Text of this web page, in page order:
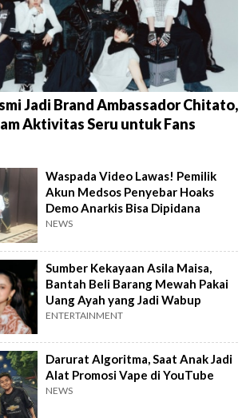
Jadi Brand Ambassador Chitato,
Aktivitas Seru untuk Fans
Waspada Video Lawas! Pemilik
Akun Medsos Penyebar Hoaks
Demo Anarkis Bisa Dipidana
NEWS
Sumber Kekayaan Asila Maisa,
Bantah Beli Barang Mewah Pakai
Uang Ayah yang Jadi Wabup
ENTERTAINMENT
Darurat Algoritma, Saat Anak Jadi
Alat Promosi Vape di YouTube
NEWS